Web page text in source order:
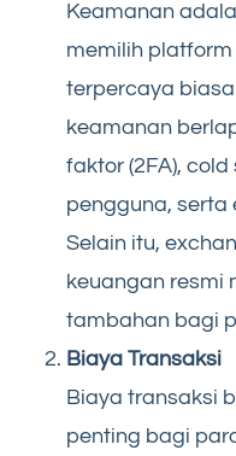
Keamanan
memilih
terpercaya
keamanan
faktor (2FA),
pengguna, serta
Selain itu,
keuangan resmi
tambahan bagi
Biaya Transaksi
Biaya transaksi
penting bagi